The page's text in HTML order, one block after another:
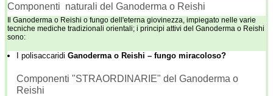
Componenti naturali del Ganoderma o Reishi
Il Ganoderma o Reishi o fungo dell'eterna giovinezza, impiegato nelle varie
tecniche mediche tradizionali orientali; i principi attivi del Ganoderma o Reishi
sono:
I polisaccaridi Ganoderma o Reishi – fungo miracoloso?
Componenti "STRAORDINARIE" del Ganoderma o
Reishi